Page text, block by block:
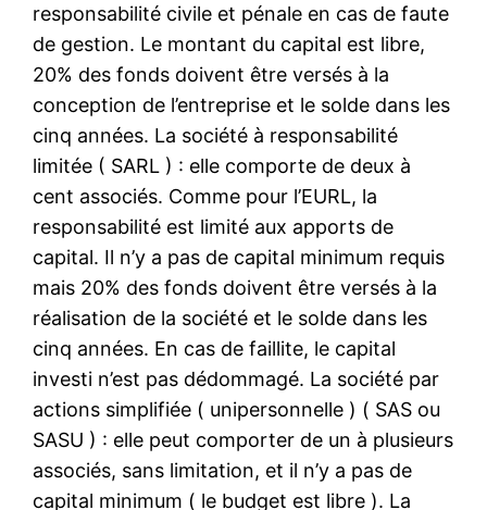
responsabilité civile et pénale en cas de faute
de gestion. Le montant du capital est libre,
20% des fonds doivent être versés à la
conception de l’entreprise et le solde dans les
cinq années. La société à responsabilité
limitée ( SARL ) : elle comporte de deux à
cent associés. Comme pour l’EURL, la
responsabilité est limité aux apports de
capital. Il n’y a pas de capital minimum requis
mais 20% des fonds doivent être versés à la
réalisation de la société et le solde dans les
cinq années. En cas de faillite, le capital
investi n’est pas dédommagé. La société par
actions simplifiée ( unipersonnelle ) ( SAS ou
SASU ) : elle peut comporter de un à plusieurs
associés, sans limitation, et il n’y a pas de
capital minimum ( le budget est libre ). La